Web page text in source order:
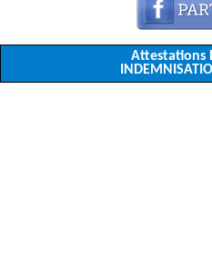
Attestations